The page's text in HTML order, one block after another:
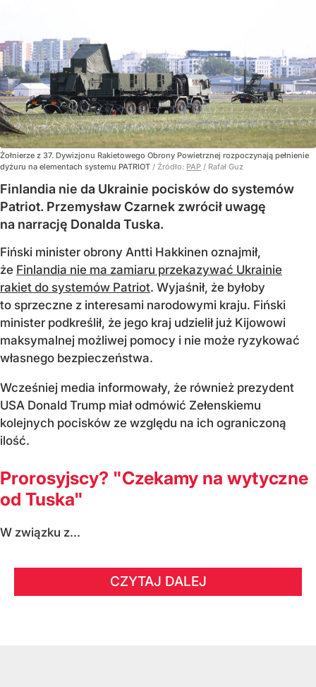
Żołnierze z 37. Dywizjonu Rakietowego Obrony Powietrznej rozpoczynają pełnienie
dyżuru na elementach systemu PATRIOT / Źródło: PAP / Rafał Guz
Finlandia nie da Ukrainie pocisków do systemów
Patriot. Przemysław Czarnek zwrócił uwagę
na narrację Donalda Tuska.
Fiński minister obrony Antti Hakkinen oznajmił,
że Finlandia nie ma zamiaru przekazywać Ukrainie
rakiet do systemów Patriot. Wyjaśnił, że byłoby
to sprzeczne z interesami narodowymi kraju. Fiński
minister podkreślił, że jego kraj udzielił już Kijowowi
maksymalnej możliwej pomocy i nie może ryzykować
własnego bezpieczeństwa.
Wcześniej media informowały, że również prezydent
USA Donald Trump miał odmówić Zełenskiemu
kolejnych pocisków ze względu na ich ograniczoną
ilość.
Prorosyjscy? "Czekamy na wytyczne
od Tuska"
W związku z...
CZYTAJ DALEJ